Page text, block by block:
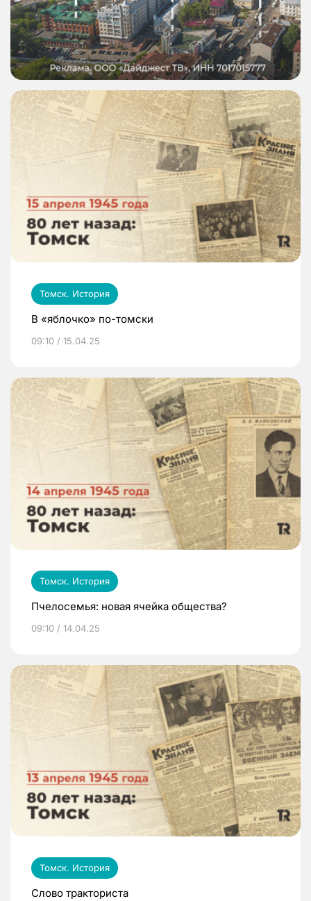
Томск. История
В «яблочко» по-томски
09:10 / 15.04.25
Томск. История
Пчелосемья: новая ячейка общества?
09:10 / 14.04.25
Томск. История
Слово тракториста